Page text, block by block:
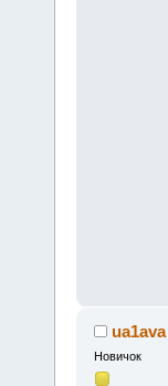
ua1ava
Новичок